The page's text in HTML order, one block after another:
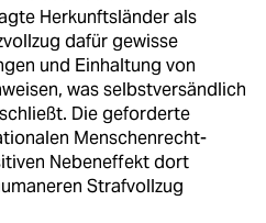
Herkunftsländer als
dafür gewisse
und Einhaltung von
was selbstversändlich
Die geforderte
Menschenrecht-
Nebeneffekt dort
Strafvollzug